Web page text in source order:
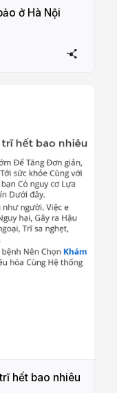
ở Hà Nội
hết bao nhiêu